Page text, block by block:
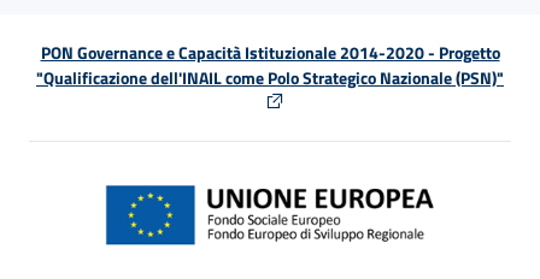
PON Governance e Capacità Istituzionale 2014-2020 - Progetto
"Qualificazione dell'INAIL come Polo Strategico Nazionale (PSN)"